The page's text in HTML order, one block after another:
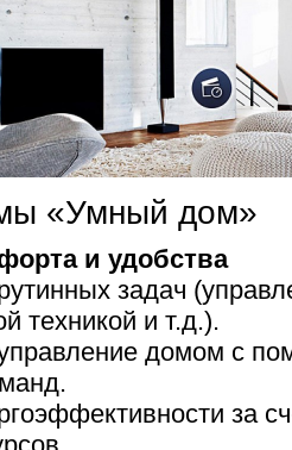
«Умный дом»
и удобства
задач
техникой и т.д.).
домом с
за